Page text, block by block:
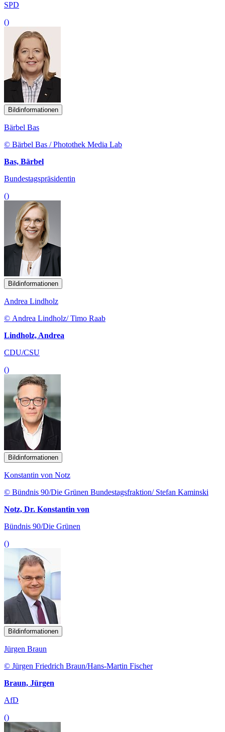
SPD
()
Bildinformationen
Bärbel Bas
© Bärbel Bas / Photothek Media Lab
Bas, Bärbel
Bundestagspräsidentin
()
Bildinformationen
Andrea Lindholz
© Andrea Lindholz/ Timo Raab
Lindholz, Andrea
CDU/CSU
()
Bildinformationen
Konstantin von Notz
© Bündnis 90/Die Grünen Bundestagsfraktion/ Stefan Kaminski
Notz, Dr. Konstantin von
Bündnis 90/Die Grünen
()
Bildinformationen
Jürgen Braun
© Jürgen Friedrich Braun/Hans-Martin Fischer
Braun, Jürgen
AfD
()